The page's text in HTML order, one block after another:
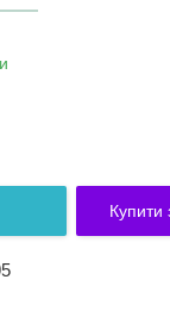
Купити